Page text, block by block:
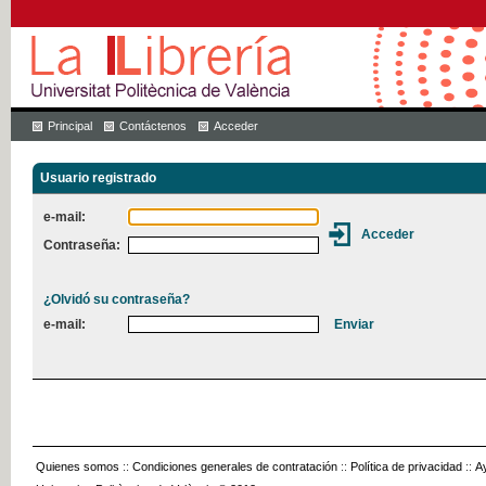
Principal Contáctenos Acceder
Usuario registrado
e-mail:
Contraseña:
¿Olvidó su contraseña?
e-mail:
Quienes somos :: Condiciones generales de contratación :: Política de privacidad ::